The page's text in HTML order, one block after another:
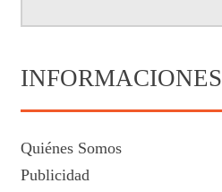
INFORMACIONES
Quiénes Somos
Publicidad